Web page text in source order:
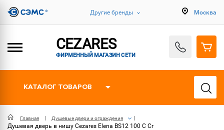
Другие бренды Москва
CEZARES
ФИРМЕННЫЙ МАГАЗИН СЕТИ
КАТАЛОГ ТОВАРОВ
Главная Душевые двери и ограждения
Душевая дверь в нишу Cezares Elena BS12 100 C Cr